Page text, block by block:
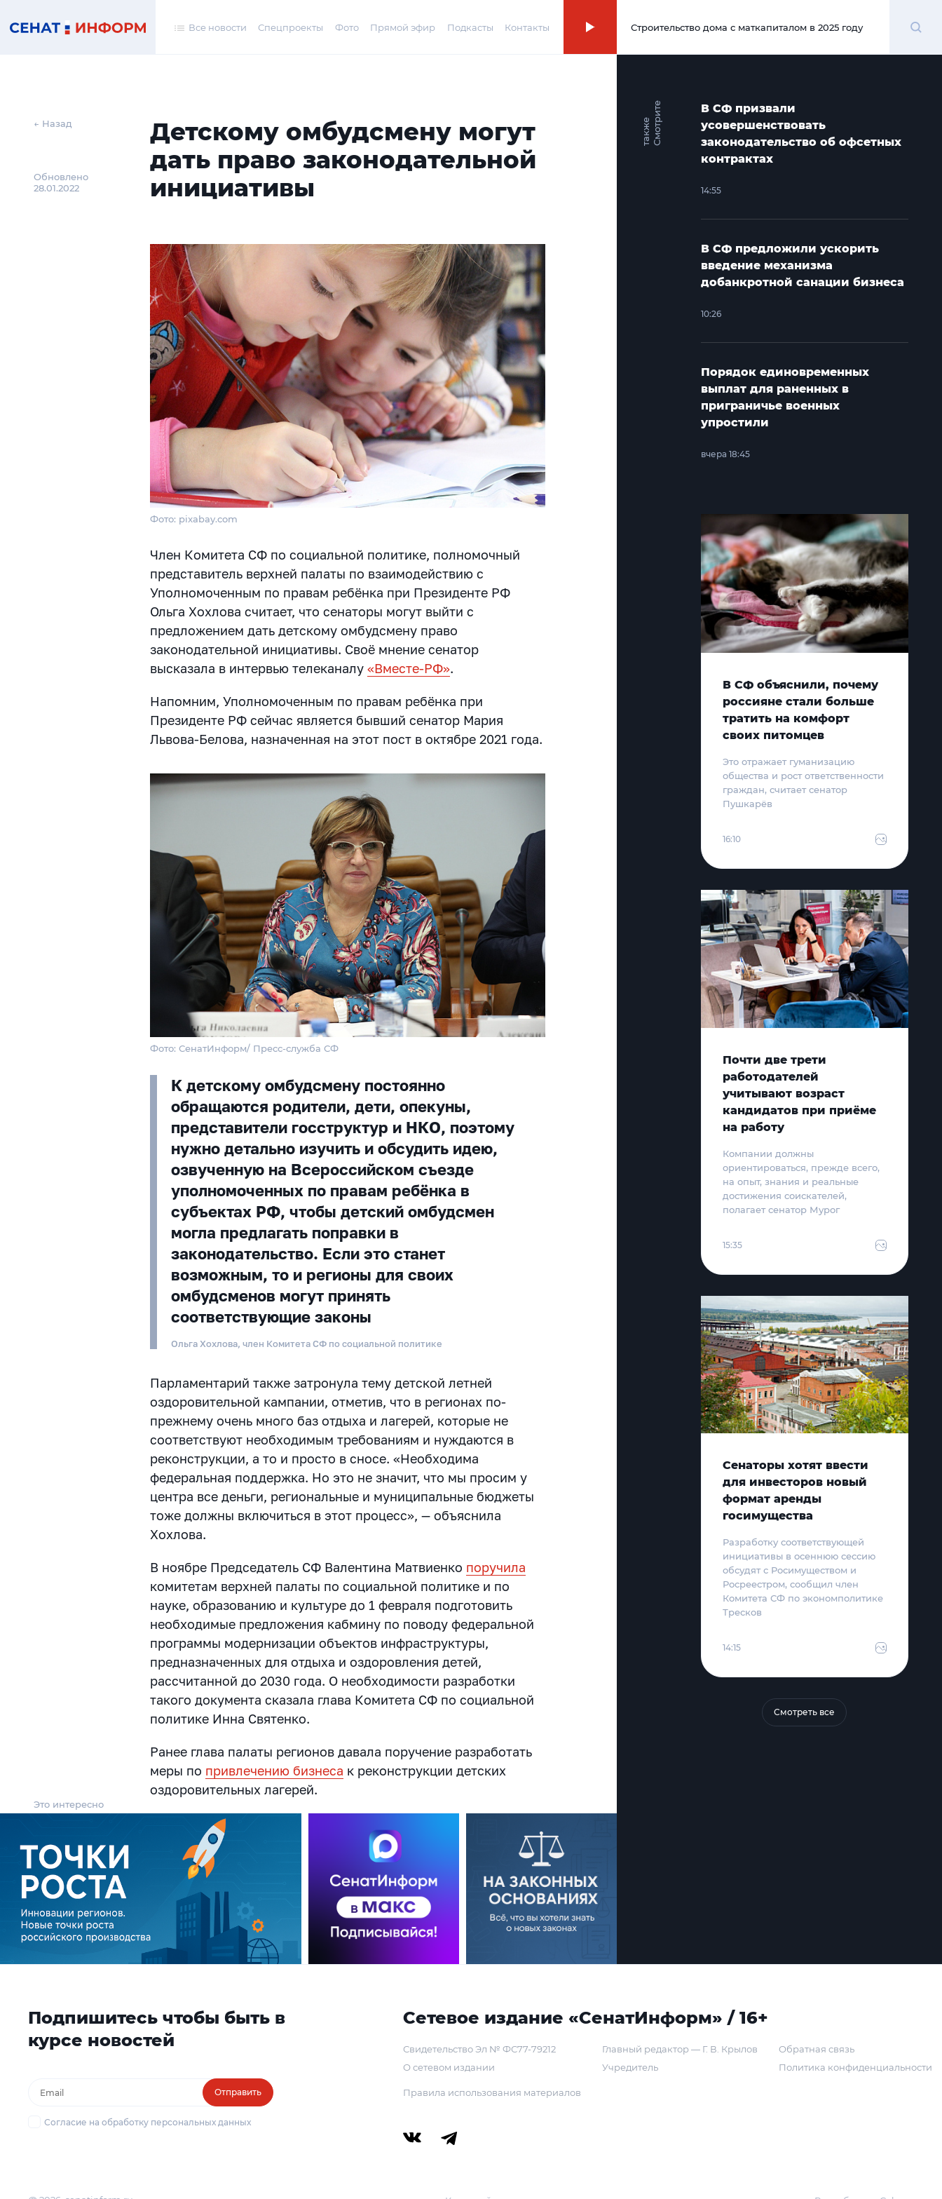
Все новости Спецпроекты Фото Прямой эфир Подкасты Контакты 00:00
Строительство дома с маткапиталом в 2025 году
← Назад
Обновлено
28.01.2022
Детскому омбудсмену могут
дать право законодательной
инициативы
Фото: pixabay.com
Член Комитета СФ по социальной политике, полномочный
представитель верхней палаты по взаимодействию с
Уполномоченным по правам ребёнка при Президенте РФ
Ольга Хохлова считает, что сенаторы могут выйти с
предложением дать детскому омбудсмену право
законодательной инициативы. Своё мнение сенатор
высказала в интервью телеканалу«Вместе-РФ».
Напомним, Уполномоченным по правам ребёнка при
Президенте РФ сейчас является бывший сенатор Мария
Львова-Белова, назначенная на этот пост в октябре 2021 года.
Фото: СенатИнформ/ Пресс-служба СФ
К детскому омбудсмену постоянно
обращаются родители, дети, опекуны,
представители госструктур и НКО, поэтому
нужно детально изучить и обсудить идею,
озвученную на Всероссийском съезде
уполномоченных по правам ребёнка в
субъектах РФ, чтобы детский омбудсмен
могла предлагать поправки в
законодательство. Если это станет
возможным, то и регионы для своих
омбудсменов могут принять
соответствующие законы
Ольга Хохлова, член Комитета СФ по социальной политике
Парламентарий также затронула тему детской летней
оздоровительной кампании, отметив, что в регионах по-
прежнему очень много баз отдыха и лагерей, которые не
соответствуют необходимым требованиям и нуждаются в
реконструкции, а то и просто в сносе. «Необходима
федеральная поддержка. Но это не значит, что мы просим у
центра все деньги, региональные и муниципальные бюджеты
тоже должны включиться в этот процесс», — объяснила
Хохлова.
В ноябре Председатель СФ Валентина Матвиенко поручила
комитетам верхней палаты по социальной политике и по
науке, образованию и культуре до 1 февраля подготовить
необходимые предложения кабмину по поводу федеральной
программы модернизации объектов инфраструктуры,
предназначенных для отдыха и оздоровления детей,
рассчитанной до 2030 года. О необходимости разработки
такого документа сказала глава Комитета СФ по социальной
политике Инна Святенко.
Ранее глава палаты регионов давала поручение разработать
меры по привлечению бизнеса к реконструкции детских
оздоровительных лагерей.
Это интересно
С
м
о
т
р и
т
е
т
а
к
ж
е
В СФ призвали
усовершенствовать
законодательство об офсетных
контрактах
14:55
В СФ предложили ускорить
введение механизма
добанкротной санации бизнеса
10:26
Порядок единовременных
выплат для раненных в
приграничье военных
упростили
вчера 18:45
В СФ объяснили, почему
россияне стали больше
тратить на комфорт
своих питомцев
Это отражает гуманизацию
общества и рост ответственности
граждан, считает сенатор
Пушкарёв
16:10
Почти две трети
работодателей
учитывают возраст
кандидатов при приёме
на работу
Компании должны
ориентироваться, прежде всего,
на опыт, знания и реальные
достижения соискателей,
полагает сенатор Мурог
15:35
Сенаторы хотят ввести
для инвесторов новый
формат аренды
госимущества
Разработку соответствующей
инициативы в осеннюю сессию
обсудят с Росимуществом и
Росреестром, сообщил член
Комитета СФ по экономполитике
Тресков
14:15
Смотреть все
Подпишитесь чтобы быть в
курсе новостей
Отправить
Согласие на обработку персональных данных
Сетевое издание «СенатИнформ» / 16+
Свидетельство Эл № ФС77-79212
О сетевом издании
Главный редактор — Г. В. Крылов
Учредитель
Обратная связь
Политика конфиденциальности
Правила использования материалов